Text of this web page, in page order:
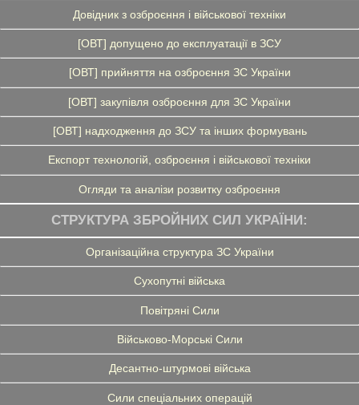
Довідник з озброєння і військової техніки
[ОВТ] допущено до експлуатації в ЗСУ
[ОВТ] прийняття на озброєння ЗС України
[ОВТ] закупівля озброєння для ЗС України
[ОВТ] надходження до ЗСУ та інших формувань
Експорт технологій, озброєння і військової техніки
Огляди та аналізи розвитку озброєння
СТРУКТУРА ЗБРОЙНИХ СИЛ УКРАЇНИ:
Організаційна структура ЗС України
Сухопутні війська
Повітряні Сили
Військово-Морські Сили
Десантно-штурмові війська
Сили спеціальних операцій